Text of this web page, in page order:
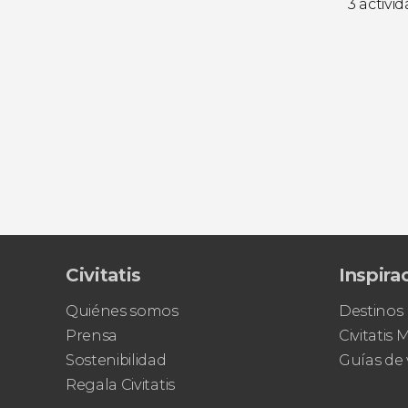
3
Civitatis
Quiénes somos
Prensa
Sostenibilidad
Regala Civitatis
Destinos
Civitatis
Guías de